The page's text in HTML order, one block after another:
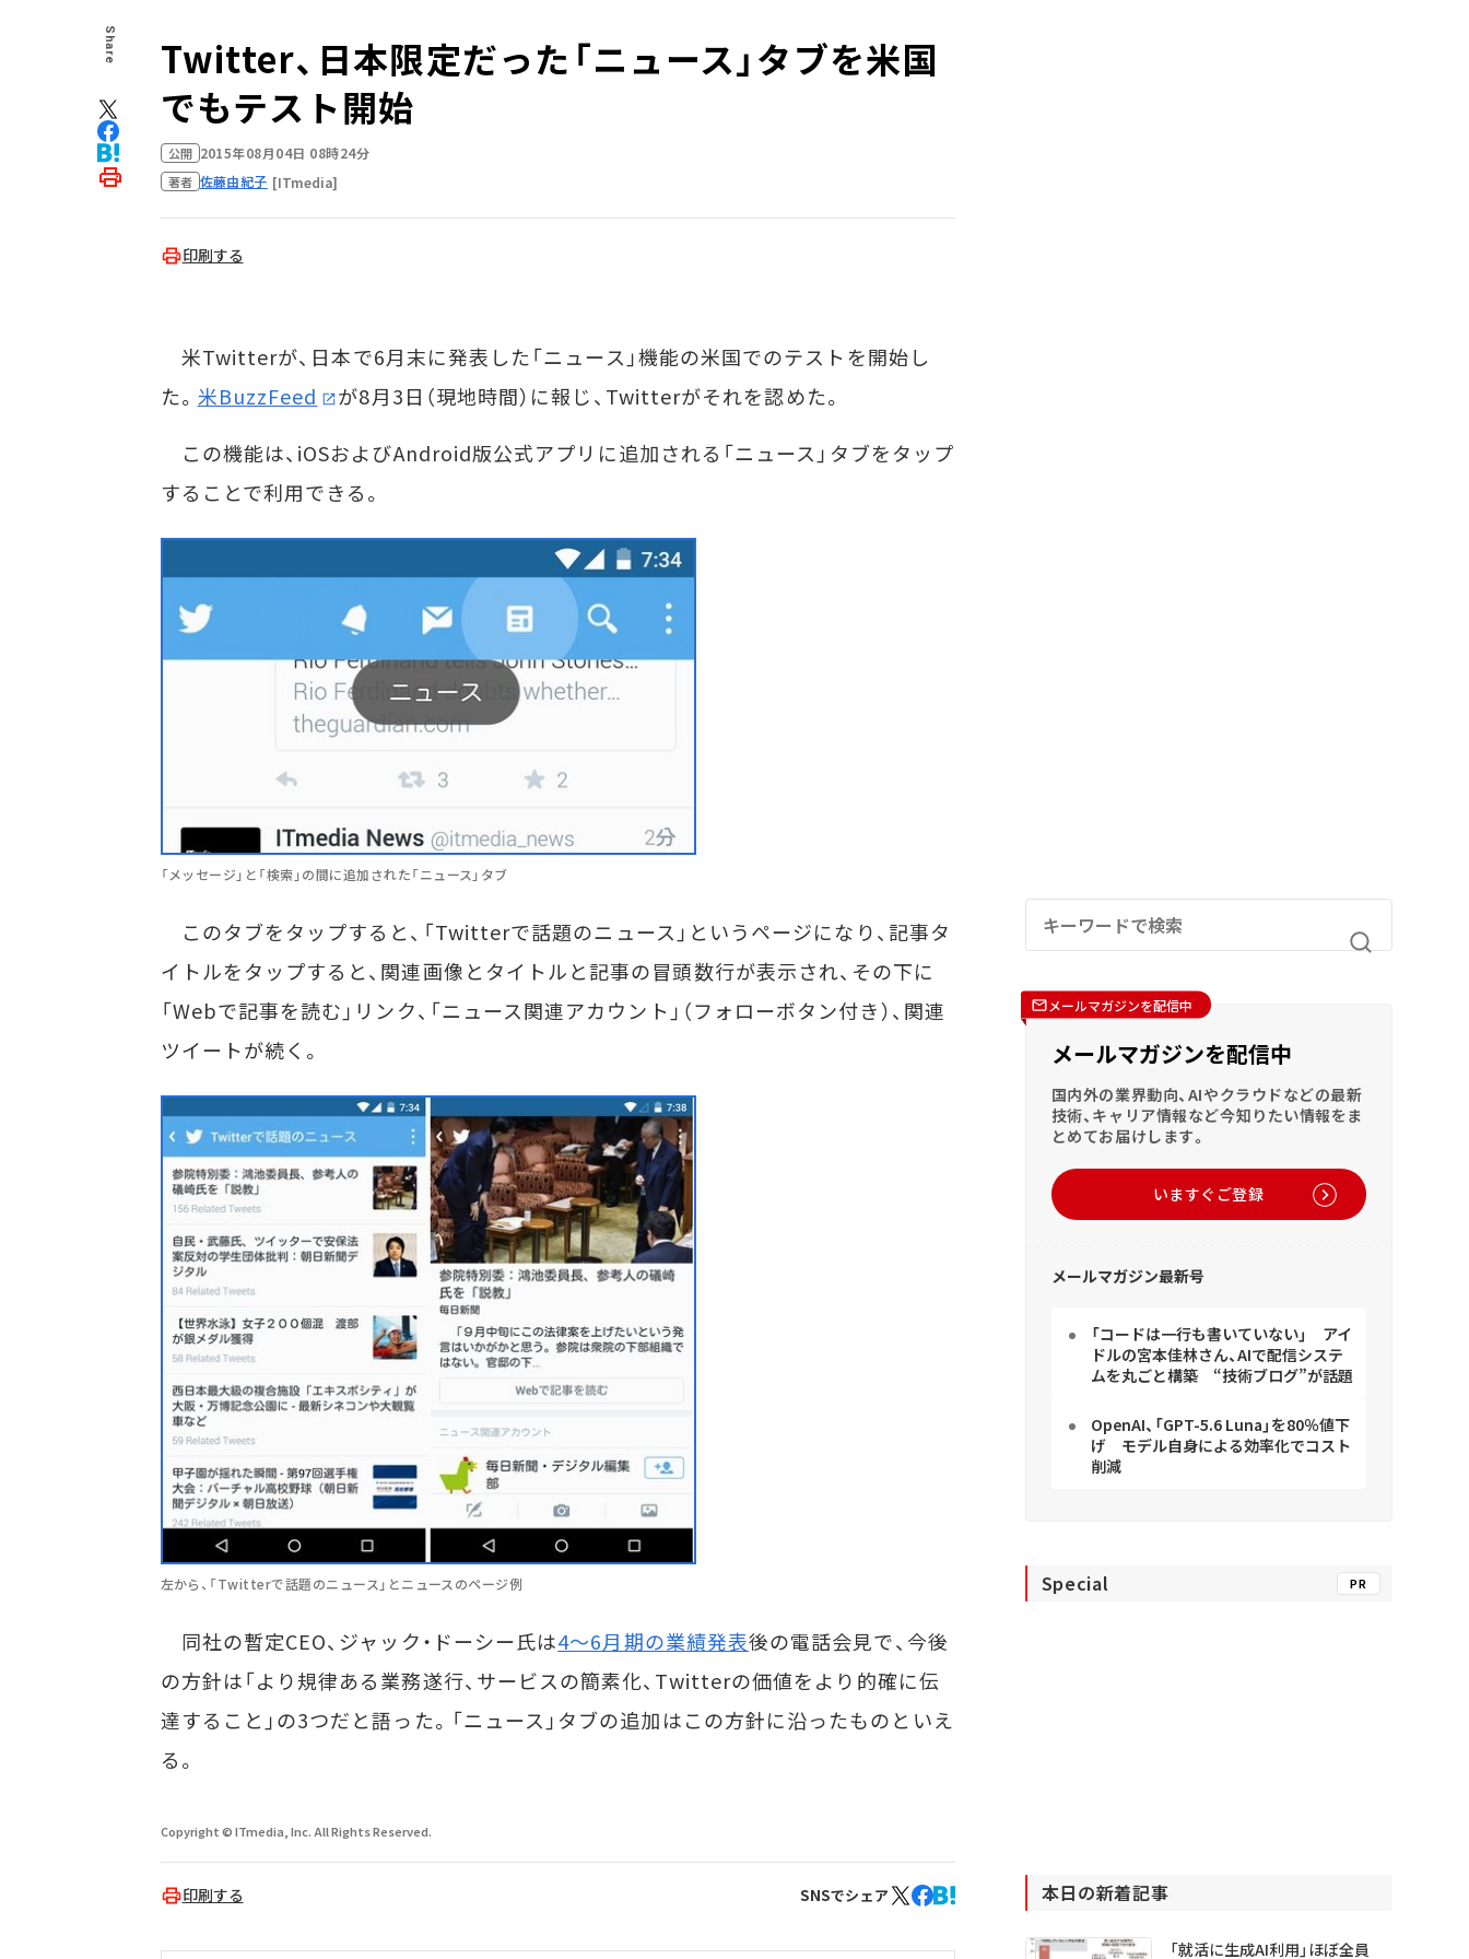
Share
Twitter、日本限定だった「ニュース」タブを米国
でもテスト開始
公開 2015年08月04日 08時24分
著者 佐藤由紀子 [ITmedia]
印刷する
米Twitterが、日本で6月末に発表した「ニュース」機能の米国でのテストを開始し
た。 米BuzzFeed
が8月3日（現地時間）に報じ、Twitterがそれを認めた。
この機能は、iOSおよびAndroid版公式アプリに追加される「ニュース」タブをタップ
することで利用できる。
「メッセージ」と「検索」の間に追加された「ニュース」タブ
このタブをタップすると、「Twitterで話題のニュース」というページになり、記事タ
イトルをタップすると、関連画像とタイトルと記事の冒頭数行が表示され、その下に
「Webで記事を読む」リンク、「ニュース関連アカウント」（フォローボタン付き）、関連
ツイートが続く。
左から、「Twitterで話題のニュース」とニュースのページ例
同社の暫定CEO、ジャック・ドーシー氏は4～6月期の業績発表後の電話会見で、今後
の方針は「より規律ある業務遂行、サービスの簡素化、Twitterの価値をより的確に伝
達すること」の3つだと語った。「ニュース」タブの追加はこの方針に沿ったものといえ
る。
Copyright © ITmedia, Inc. All Rights Reserved.
印刷する SNSでシェア
メールマガジンを配信中
メールマガジンを配信中
国内外の業界動向、AIやクラウドなどの最新
技術、キャリア情報など今知りたい情報をま
とめてお届けします。
いますぐご登録
メールマガジン最新号
「コードは一行も書いていない」 アイ
ドルの宮本佳林さん、AIで配信システ
ムを丸ごと構築 “技術ブログ”が話題
OpenAI、「GPT-5.6 Luna」を80％値下
げ モデル自身による効率化でコスト
削減
Special PR
本日の新着記事
「就活に生成AI利用」ほぼ全員